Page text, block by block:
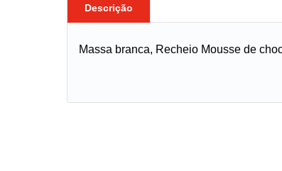
Descrição
Massa branca, Recheio Mousse de